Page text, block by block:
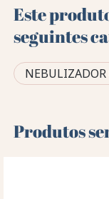
Este
seguintes
NEBULIZADOR
Produtos